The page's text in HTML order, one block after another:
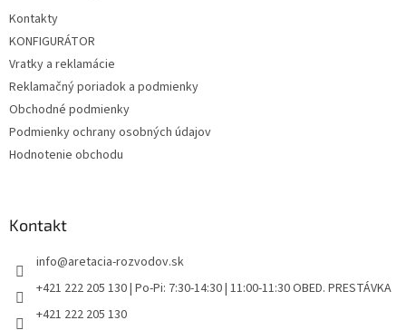
Kontakty
KONFIGURÁTOR
Vratky a reklamácie
Reklamačný poriadok a podmienky
Obchodné podmienky
Podmienky ochrany osobných údajov
Hodnotenie obchodu
Kontakt
info@aretacia-rozvodov.sk
+421 222 205 130 | Po-Pi: 7:30-14:30 | 11:00-11:30 OBED. PRESTÁVKA
+421 222 205 130